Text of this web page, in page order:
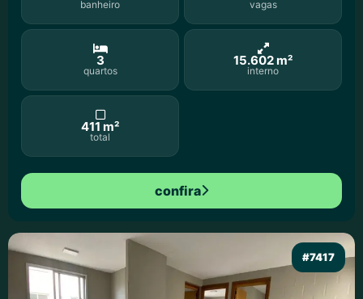
banheiro vagas
3
quartos
15.602 m²
interno
411 m²
total
confira
#7417